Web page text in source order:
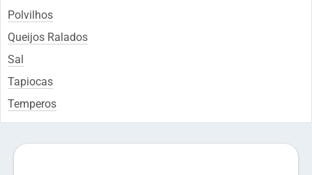
Polvilhos
Queijos Ralados
Sal
Tapiocas
Temperos